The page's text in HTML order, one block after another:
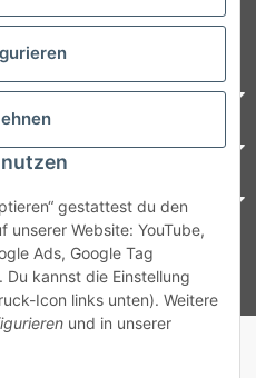
gestattest du den
unserer Website: YouTube,
Ads, Google Tag
Du kannst die Einstellung
Icon links unten). Weitere
und in unserer
GmbH